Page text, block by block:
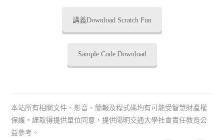
講義Download Scratch Fun
Sample Code Download
本站所有相關文件、影音、簡報及程式碼均有可能受智慧財產權
保護。謹取得提供單位同意，提供陽明交通大學社會責任教育公
益參考。